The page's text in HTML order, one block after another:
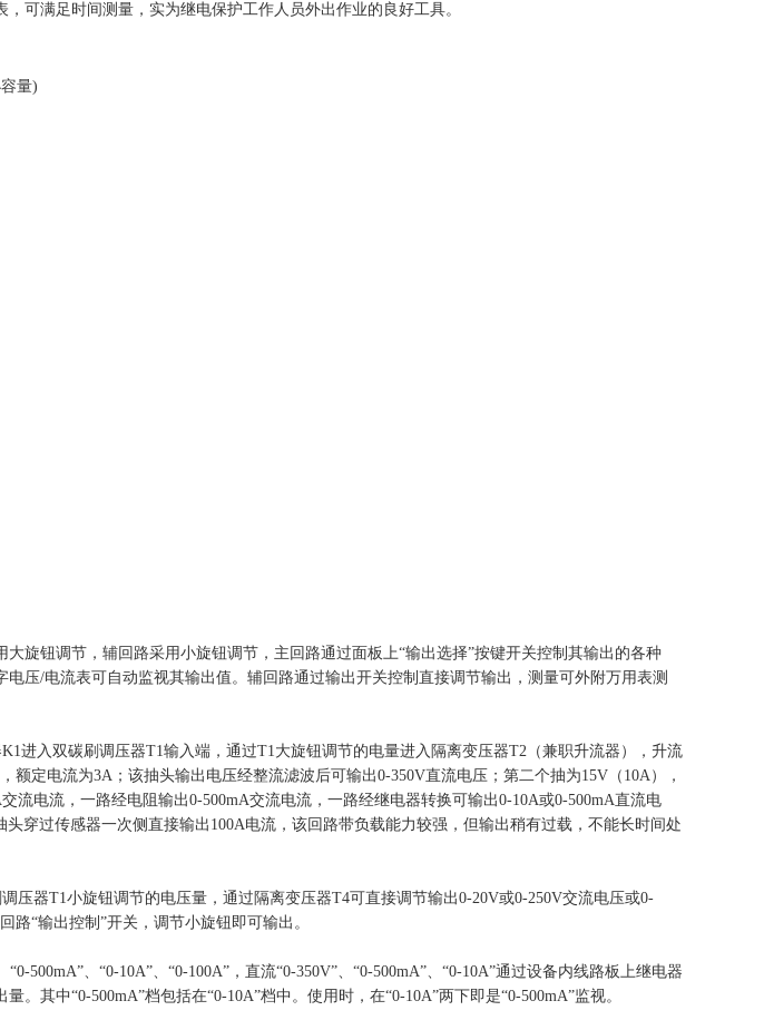
可满足时间测量，实为继电保护工作人员外出作业的良好工具。
量)
旋钮调节，辅回路采用小旋钮调节，主回路通过面板上“输出选择”按键开关控制其输出的各种
压/电流表可自动监视其输出值。辅回路通过输出开关控制直接调节输出， 测量可外附万用表测
进入双碳刷调压器T1输入端，通过T1大旋钮调节的电量进入隔离变压器T2（兼职升流器），升流
额定电流为3A；该抽头输出电压经整流滤波后可输出0-350V直流电压；第二个抽为15V（10A），
流电流，一路经电阻输出0-500mA交流电流，一路经继电器转换可输出0-10A或0-500mA直流电
穿过传感器一次侧直接输出100A电流，该回路带负载能力较强，但输出稍有过载，不能长时间处
压器T1小旋钮调节的电压量，通过隔离变压器T4可直接调节输出0-20V或0-250V交流电压或0-
路“输出控制”开关，调节小旋钮即可输出。
500mA”、“0-10A”、“0-100A”，直流“0-350V”、“0-500mA”、“0-10A”通过设备内线路板上继电器
。其中“0-500mA”档包括在“0-10A”档中。使用时，在“0-10A”两下即是“0-500mA”监视。